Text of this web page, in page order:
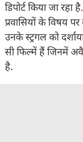
डिपोर्ट किया जा
प्रवासियों के विषय
उनके स्ट्रगल को
सी फिल्में हैं जिनमें
है.